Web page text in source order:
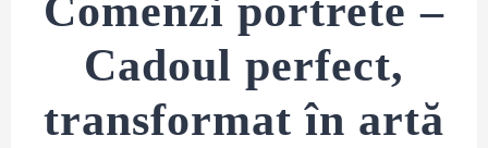
Comenzi portrete –
Cadoul perfect,
transformat în artă